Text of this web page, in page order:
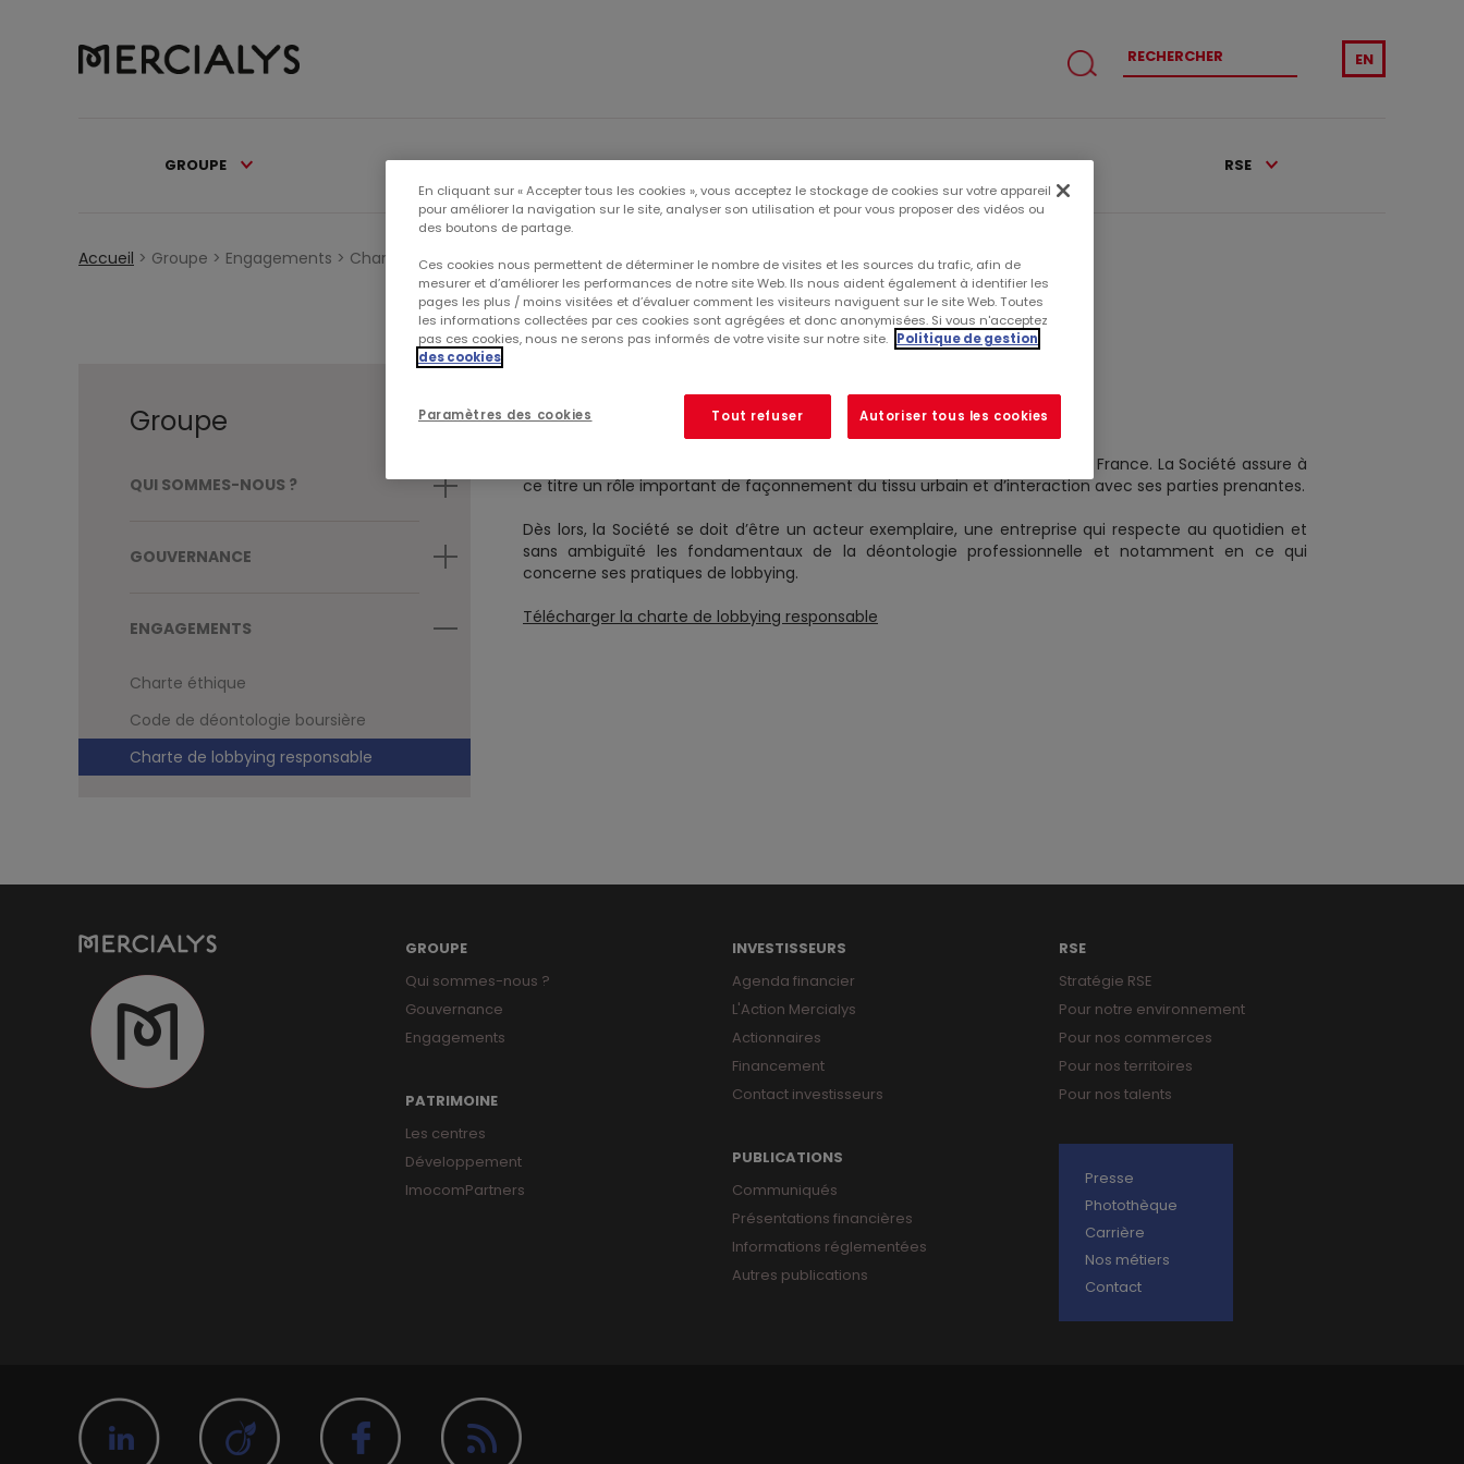
EN
GROUPE PATRIMOINE INVESTISSEURS PUBLICATIONS RSE
Accueil > Groupe > Engagements > Charte de lobbying responsable
Groupe
QUI SOMMES-NOUS ?
GOUVERNANCE
ENGAGEMENTS
Charte éthique
Code de déontologie boursière
Charte de lobbying responsable
Mercialys est l’un des acteurs de référence des centres commerciaux en France. La Société assure à
ce titre un rôle important de façonnement du tissu urbain et d’interaction avec ses parties prenantes.
Dès lors, la Société se doit d’être un acteur exemplaire, une entreprise qui respecte au quotidien et
sans ambiguïté les fondamentaux de la déontologie professionnelle et notamment en ce qui
concerne ses pratiques de lobbying.
Télécharger la charte de lobbying responsable
GROUPE
Qui sommes-nous ?
Gouvernance
Engagements
PATRIMOINE
Les centres
Développement
ImocomPartners
INVESTISSEURS
Agenda financier
L'Action Mercialys
Actionnaires
Financement
Contact investisseurs
PUBLICATIONS
Communiqués
Présentations financières
Informations réglementées
Autres publications
RSE
Stratégie RSE
Pour notre environnement
Pour nos commerces
Pour nos territoires
Pour nos talents
Presse
Photothèque
Carrière
Nos métiers
Contact
En cliquant sur « Accepter tous les cookies », vous acceptez le stockage de cookies sur votre appareil
pour améliorer la navigation sur le site, analyser son utilisation et pour vous proposer des vidéos ou
des boutons de partage.
Ces cookies nous permettent de déterminer le nombre de visites et les sources du trafic, afin de
mesurer et d’améliorer les performances de notre site Web. Ils nous aident également à identifier les
pages les plus / moins visitées et d’évaluer comment les visiteurs naviguent sur le site Web. Toutes
les informations collectées par ces cookies sont agrégées et donc anonymisées. Si vous n'acceptez
pas ces cookies, nous ne serons pas informés de votre visite sur notre site. Politique de gestion
des cookies
Tout refuser Autoriser tous les cookies
Paramètres des cookies